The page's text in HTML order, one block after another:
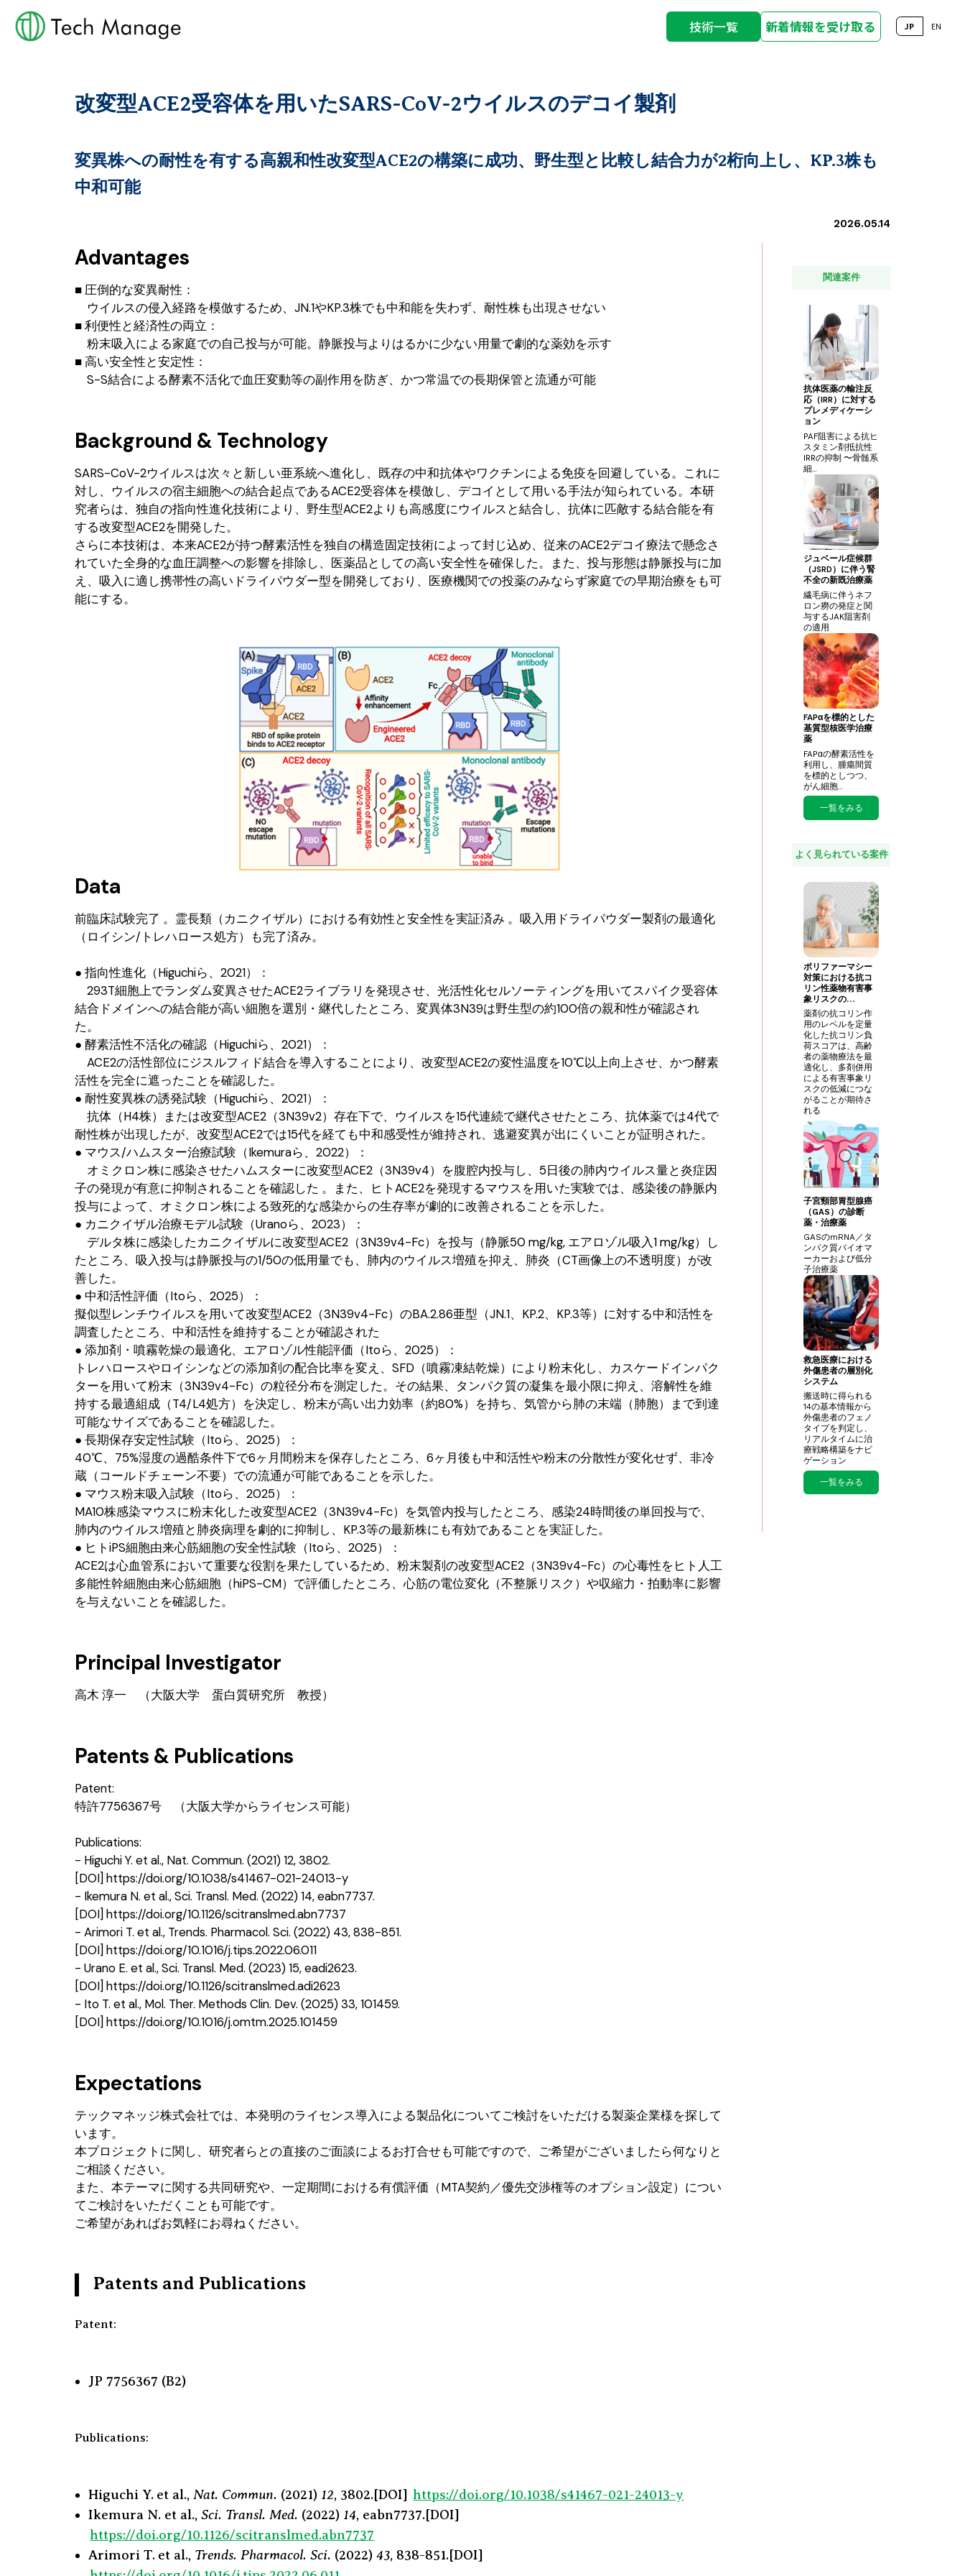
技術一覧 新着情報を受け取る JP EN
改変型ACE2受容体を用いたSARS-CoV-2ウイルスのデコイ製剤
変異株への耐性を有する高親和性改変型ACE2の構築に成功、野生型と比較し結合力が2桁向上し、KP.3株も
中和可能
2026.05.14
Advantages
■ 圧倒的な変異耐性：
ウイルスの侵入経路を模倣するため、JN.1やKP.3株でも中和能を失わず、耐性株も出現させない
■ 利便性と経済性の両立：
粉末吸入による家庭での自己投与が可能。静脈投与よりはるかに少ない用量で劇的な薬効を示す
■ 高い安全性と安定性：
S-S結合による酵素不活化で血圧変動等の副作用を防ぎ、かつ常温での長期保管と流通が可能
Background & Technology
SARS-CoV-2ウイルスは次々と新しい亜系統へ進化し、既存の中和抗体やワクチンによる免疫を回避している。これに
対し、ウイルスの宿主細胞への結合起点であるACE2受容体を模倣し、デコイとして用いる手法が知られている。本研
究者らは、独自の指向性進化技術により、野生型ACE2よりも高感度にウイルスと結合し、抗体に匹敵する結合能を有
する改変型ACE2を開発した。
さらに本技術は、本来ACE2が持つ酵素活性を独自の構造固定技術によって封じ込め、従来のACE2デコイ療法で懸念さ
れていた全身的な血圧調整への影響を排除し、医薬品としての高い安全性を確保した。また、投与形態は静脈投与に加
え、吸入に適し携帯性の高いドライパウダー型を開発しており、医療機関での投薬のみならず家庭での早期治療をも可
能にする。
Data
前臨床試験完了 。霊長類（カニクイザル）における有効性と安全性を実証済み 。吸入用ドライパウダー製剤の最適化
（ロイシン/トレハロース処方）も完了済み。
● 指向性進化（Higuchiら、2021）：
293T細胞上でランダム変異させたACE2ライブラリを発現させ、光活性化セルソーティングを用いてスパイク受容体
結合ドメインへの結合能が高い細胞を選別・継代したところ、変異体3N39は野生型の約100倍の親和性が確認され
た。
● 酵素活性不活化の確認（Higuchiら、2021）：
ACE2の活性部位にジスルフィド結合を導入することにより、改変型ACE2の変性温度を10℃以上向上させ、かつ酵素
活性を完全に遮ったことを確認した。
● 耐性変異株の誘発試験（Higuchiら、2021）：
抗体（H4株）または改変型ACE2（3N39v2）存在下で、ウイルスを15代連続で継代させたところ、抗体薬では4代で
耐性株が出現したが、改変型ACE2では15代を経ても中和感受性が維持され、逃避変異が出にくいことが証明された。
● マウス/ハムスター治療試験（Ikemuraら、2022）：
オミクロン株に感染させたハムスターに改変型ACE2（3N39v4）を腹腔内投与し、5日後の肺内ウイルス量と炎症因
子の発現が有意に抑制されることを確認した 。また、ヒトACE2を発現するマウスを用いた実験では、感染後の静脈内
投与によって、オミクロン株による致死的な感染からの生存率が劇的に改善されることを示した。
● カニクイザル治療モデル試験（Uranoら、2023）：
デルタ株に感染したカニクイザルに改変型ACE2（3N39v4-Fc）を投与（静脈50 mg/kg, エアロゾル吸入1 mg/kg）し
たところ、吸入投与は静脈投与の1/50の低用量でも、肺内のウイルス増殖を抑え、肺炎（CT画像上の不透明度）が改
善した。
● 中和活性評価（Itoら、2025）：
擬似型レンチウイルスを用いて改変型ACE2（3N39v4-Fc）のBA.2.86亜型（JN.1、KP.2、KP.3等）に対する中和活性を
調査したところ、中和活性を維持することが確認された
● 添加剤・噴霧乾燥の最適化、エアロゾル性能評価（Itoら、2025）：
トレハロースやロイシンなどの添加剤の配合比率を変え、SFD（噴霧凍結乾燥）により粉末化し、カスケードインパク
ターを用いて粉末（3N39v4-Fc）の粒径分布を測定した。その結果、タンパク質の凝集を最小限に抑え、溶解性を維
持する最適組成（T4/L4処方）を決定し、粉末が高い出力効率（約80%）を持ち、気管から肺の末端（肺胞）まで到達
可能なサイズであることを確認した。
● 長期保存安定性試験（Itoら、2025）：
40℃、75%湿度の過酷条件下で6ヶ月間粉末を保存したところ、6ヶ月後も中和活性や粉末の分散性が変化せず、非冷
蔵（コールドチェーン不要）での流通が可能であることを示した。
● マウス粉末吸入試験（Itoら、2025）：
MA10株感染マウスに粉末化した改変型ACE2（3N39v4-Fc）を気管内投与したところ、感染24時間後の単回投与で、
肺内のウイルス増殖と肺炎病理を劇的に抑制し、KP.3等の最新株にも有効であることを実証した。
● ヒトiPS細胞由来心筋細胞の安全性試験（Itoら、2025）：
ACE2は心血管系において重要な役割を果たしているため、粉末製剤の改変型ACE2（3N39v4-Fc）の心毒性をヒト人工
多能性幹細胞由来心筋細胞（hiPS-CM）で評価したところ、心筋の電位変化（不整脈リスク）や収縮力・拍動率に影響
を与えないことを確認した。
Principal Investigator
高木 淳一 （大阪大学 蛋白質研究所 教授）
Patents & Publications
Patent:
特許7756367号 （大阪大学からライセンス可能）
Publications:
- Higuchi Y. et al., Nat. Commun. (2021) 12, 3802.
[DOI] https://doi.org/10.1038/s41467-021-24013-y
- Ikemura N. et al., Sci. Transl. Med. (2022) 14, eabn7737.
[DOI] https://doi.org/10.1126/scitranslmed.abn7737
- Arimori T. et al., Trends. Pharmacol. Sci. (2022) 43, 838-851.
[DOI] https://doi.org/10.1016/j.tips.2022.06.011
- Urano E. et al., Sci. Transl. Med. (2023) 15, eadi2623.
[DOI] https://doi.org/10.1126/scitranslmed.adi2623
- Ito T. et al., Mol. Ther. Methods Clin. Dev. (2025) 33, 101459.
[DOI] https://doi.org/10.1016/j.omtm.2025.101459
Expectations
テックマネッジ株式会社では、本発明のライセンス導入による製品化についてご検討をいただける製薬企業様を探して
います。
本プロジェクトに関し、研究者らとの直接のご面談によるお打合せも可能ですので、ご希望がございましたら何なりと
ご相談ください。
また、本テーマに関する共同研究や、一定期間における有償評価（MTA契約／優先交渉権等のオプション設定）につい
てご検討をいただくことも可能です。
ご希望があればお気軽にお尋ねください。
Patents and Publications
Patent:
JP 7756367 (B2)
Publications:
Higuchi Y. et al., Nat. Commun. (2021) 12, 3802.[DOI] https://doi.org/10.1038/s41467-021-24013-y
Ikemura N. et al.,Sci. Transl. Med. (2022) 14, eabn7737.[DOI]
https://doi.org/10.1126/scitranslmed.abn7737
Arimori T. et al., Trends. Pharmacol. Sci. (2022)43, 838-851.[DOI]
関連案件
抗体医薬の輸注反
応（IRR）に対する
プレメディケーシ
ョン
PAF阻害による抗ヒ
スタミン剤抵抗性
IRRの抑制 〜骨髄系
細…
ジュベール症候群
（JSRD）に伴う腎
不全の新既治療薬
繊毛病に伴うネフ
ロン癆の発症と関
与するJAK阻害剤
の適用
FAPαを標的とした
基質型核医学治療
薬
FAPαの酵素活性を
利用し、腫瘍間質
を標的としつつ、
がん細胞…
一覧をみる
よく見られている案件
ポリファーマシー
対策における抗コ
リン性薬物有害事
象リスクの…
薬剤の抗コリン作
用のレベルを定量
化した抗コリン負
荷スコアは、高齢
者の薬物療法を最
適化し、多剤併用
による有害事象リ
スクの低減につな
がることが期待さ
れる
子宮頸部胃型腺癌
（GAS）の診断
薬・治療薬
GASのmRNA／タ
ンパク質バイオマ
ーカーおよび低分
子治療薬
救急医療における
外傷患者の層別化
システム
搬送時に得られる
14の基本情報から
外傷患者のフェノ
タイプを判定し、 ​
リアルタイムに治
療戦略構築をナビ
ゲーション
一覧をみる